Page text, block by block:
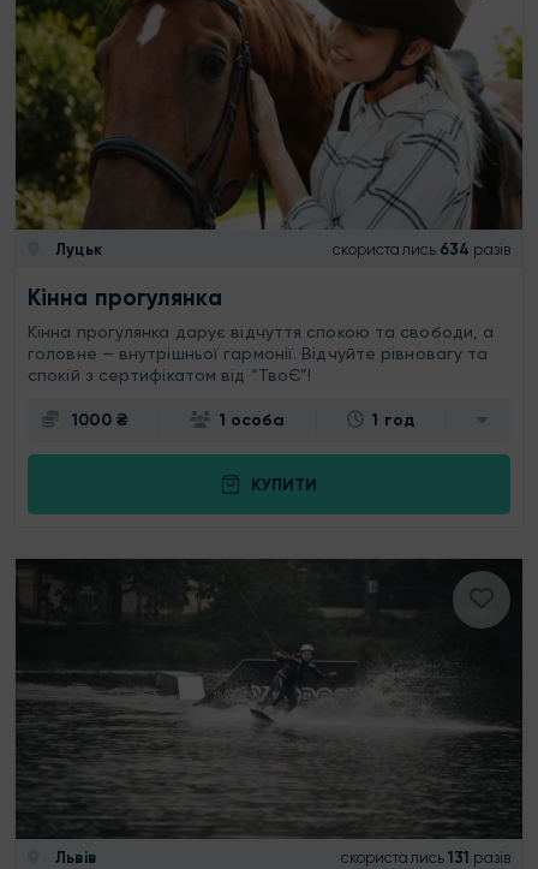
Луцьк скористались 634 разів
Кінна прогулянка
Кінна прогулянка дарує відчуття спокою та свободи, а
головне — внутрішньої гармонії. Відчуйте рівновагу та
спокій з сертифікатом від “ТвоЄ”!
1000 ₴ 1 особа 1 год
КУПИТИ
Львів скористались 131 разів